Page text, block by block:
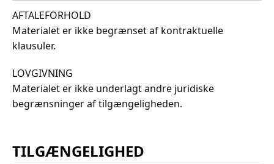
AFTALEFORHOLD
Materialet er ikke begrænset af kontraktuelle
klausuler.
LOVGIVNING
Materialet er ikke underlagt andre juridiske
begrænsninger af tilgængeligheden.
TILGÆNGELIGHED